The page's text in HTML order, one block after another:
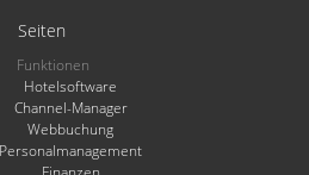
Seiten
Funktionen
Hotelsoftware
Channel-Manager
Webbuchung
Personalmanagement